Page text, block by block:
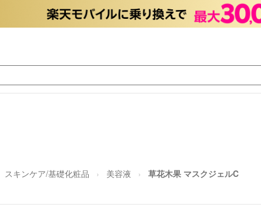
スキンケア/基礎化粧品 美容液 草花木果 マスクジェルC